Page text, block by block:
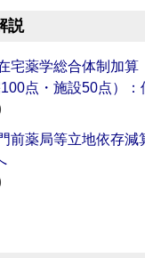
説
宅薬学総合体制加算
点・施設50点）
前薬局等立地依存